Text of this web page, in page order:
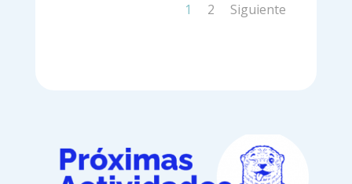
1 2 Siguiente